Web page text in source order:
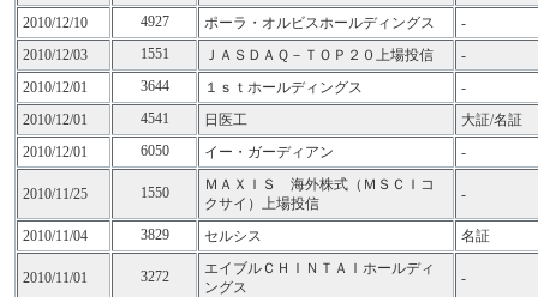
2010/12/10
4927 ポーラ・オルビスホールディングス
-
2010/12/03
1551 ＪＡＳＤＡＱ－ＴＯＰ２０上場投信
-
2010/12/01
3644 １ｓｔホールディングス
-
2010/12/01
4541 日医工
大証/名証
2010/12/01
6050 イー・ガーディアン -
2010/11/25 1550
ＭＡＸＩＳ 海外株式（ＭＳＣＩコ
クサイ）上場投信
-
2010/11/04 3829 セルシス 名証
2010/11/01 3272
エイブルＣＨＩＮＴＡＩホールディ
ングス
-